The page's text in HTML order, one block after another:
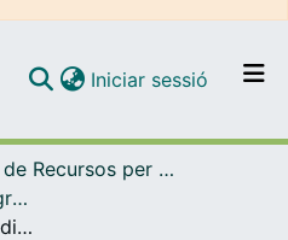
Navega per tot el DD
Com publicar
Iniciar sessió (current)
Centre de Recursos per a l'Aprenentatge i la Investigació (CRAI-UB)
Comunicacions a congressos / Jornades / Presentacions (CRAI-UB)
CRAI Biblioteca de Medicina (Campus Clínic) de la UB. del siglo XX al siglo XXI